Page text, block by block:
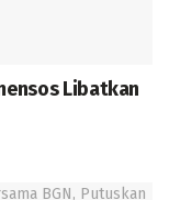
Libatkan